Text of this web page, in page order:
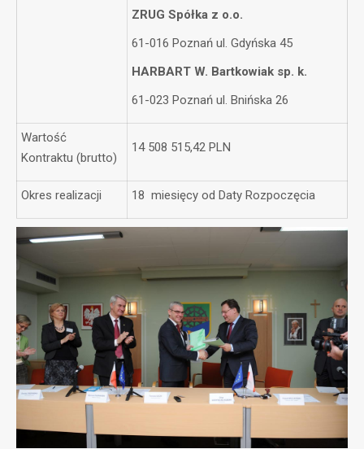
ZRUG Spółka z o.o.
61-016 Poznań ul. Gdyńska 45
HARBART W. Bartkowiak sp. k.
61-023 Poznań ul. Bnińska 26
Wartość
Kontraktu (brutto)
14 508 515,42 PLN
Okres realizacji 18 miesięcy od Daty Rozpoczęcia